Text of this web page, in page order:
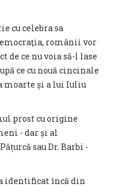
cu celebra sa
românii vor
de ce nu voia să-l lase
ce cu nouă cincinale
moarte și a lui Iuliu
prost cu origine
- dar și al
sau Dr. Barbi -
a identificat încă din